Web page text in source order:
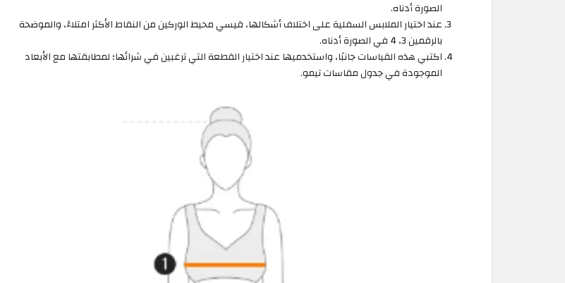
الصورة أدناه.
عند اختيار الملابس السفلية على اختلاف أشكالها، قيسي محيط الوركين من النقاط الأكثر امتلاءً، والموضحة
بالرقمين 3، 4 في الصورة أدناه.
اكتبي هذه القياسات جانبًا، واستخدميها عند اختيار القطعة التي ترغبين في شرائها؛ لمطابقتها مع الأبعاد
الموجودة في جدول مقاسات تيمو.